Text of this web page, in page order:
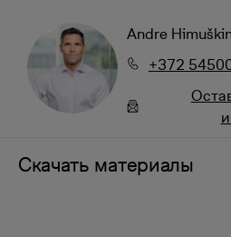
Andre
+372
Скачать материалы